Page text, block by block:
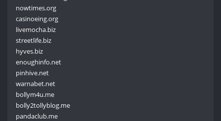
nowtimes.org
casinoeing.org
livemocha.biz
streetlife.biz
hyves.biz
enoughinfo.net
pinhive.net
warnabet.net
bollym4u.me
bolly2tollyblog.me
pandaclub.me